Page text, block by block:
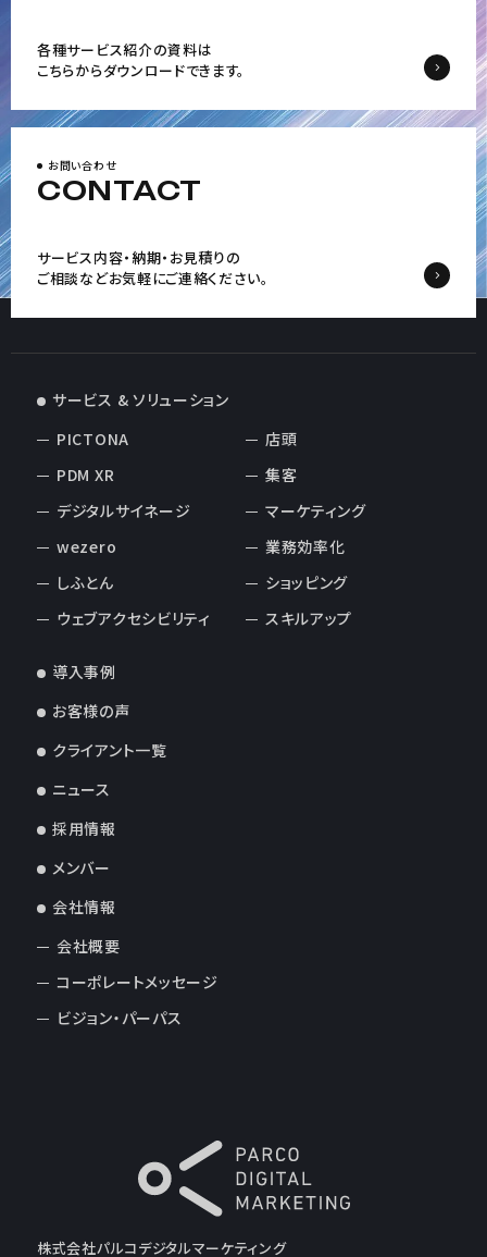
各種サービス紹介の資料は
こちらからダウンロードできます。
お問い合わせ
CONTACT
サービス内容・納期・お見積りの
ご相談などお気軽にご連絡ください。
株式会社パルコデジタルマーケティング
サービス & ソリューション
PICTONA
PDM XR
デジタルサイネージ
wezero
しふとん
ウェブアクセシビリティ
店頭
集客
マーケティング
業務効率化
ショッピング
スキルアップ
導入事例
お客様の声
クライアント一覧
ニュース
採用情報
メンバー
会社情報
会社概要
コーポレートメッセージ
ビジョン・パーパス